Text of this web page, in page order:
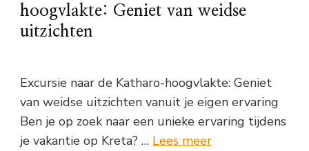
hoogvlakte: Geniet van weidse
uitzichten
Excursie naar de Katharo-hoogvlakte: Geniet
van weidse uitzichten vanuit je eigen ervaring
Ben je op zoek naar een unieke ervaring tijdens
je vakantie op Kreta? … Lees meer